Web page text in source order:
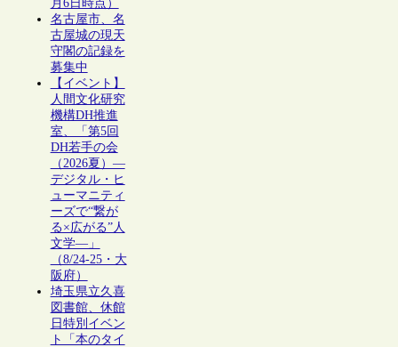
月6日時点）
名古屋市、名
古屋城の現天
守閣の記録を
募集中
【イベント】
人間文化研究
機構DH推進
室、「第5回
DH若手の会
（2026夏）―
デジタル・ヒ
ューマニティ
ーズで“繋が
る×広がる”人
文学―」
（8/24-25・大
阪府）
埼玉県立久喜
図書館、休館
日特別イベン
ト「本のタイ